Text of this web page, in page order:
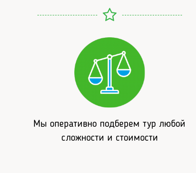
Мы оперативно подберем тур любой
сложности и стоимости